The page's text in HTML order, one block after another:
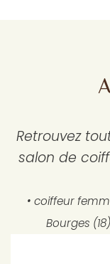
Retrouvez
salon de
• coiffeur
Bourges